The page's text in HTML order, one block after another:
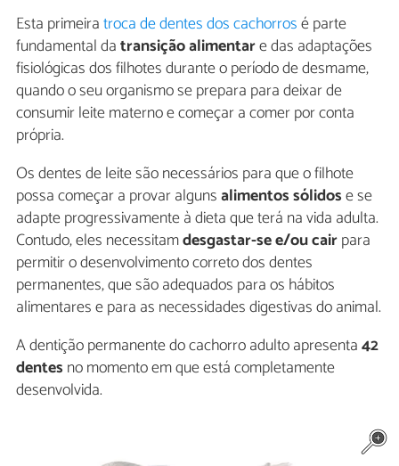
Esta primeiratroca de dentes dos cachorrosé parte
fundamental datransição alimentare das adaptações
fisiológicas dos filhotes durante o período de desmame,
quando o seu organismo se prepara para deixar de
consumir leite materno e começar a comer por conta
própria.
Os dentes de leite são necessários para que o filhote
possa começar a provar algunsalimentos sólidose se
adapte progressivamente à dieta que terá na vida adulta.
Contudo, eles necessitamdesgastar-se e/ou cairpara
permitir o desenvolvimento correto dos dentes
permanentes, que são adequados para os hábitos
alimentares e para as necessidades digestivas do animal.
A dentição permanente do cachorro adulto apresenta42
dentes no momento em que está completamente
desenvolvida.